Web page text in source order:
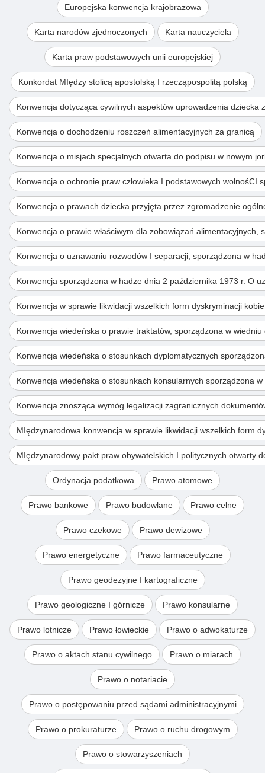
Europejska konwencja krajobrazowa
Karta narodów zjednoczonych Karta nauczyciela
Karta praw podstawowych unii europejskiej
Konkordat MIędzy stolicą apostolską I rzecząpospolitą polską
Konwencja dotycząca cywilnych aspektów uprowadzenia dziecka
Konwencja o dochodzeniu roszczeń alimentacyjnych za granicą
Konwencja o misjach specjalnych otwarta do podpisu w nowym
Konwencja o ochronie praw człowieka I podstawowych
Konwencja o prawach dziecka przyjęta przez zgromadzenie
Konwencja o prawie właściwym dla zobowiązań
Konwencja o uznawaniu rozwodów I separacji, sporządzona w
Konwencja sporządzona w hadze dnia 2 października 1973 r. O
Konwencja w sprawie likwidacji wszelkich form dyskryminacji
Konwencja wiedeńska o prawie traktatów, sporządzona w
Konwencja wiedeńska o stosunkach dyplomatycznych
Konwencja wiedeńska o stosunkach konsularnych sporządzona
Konwencja znosząca wymóg legalizacji zagranicznych
MIędzynarodowa konwencja w sprawie likwidacji wszelkich form
MIędzynarodowy pakt praw obywatelskich I politycznych otwarty
Ordynacja podatkowa Prawo atomowe
Prawo bankowe Prawo budowlane Prawo celne
Prawo czekowe Prawo dewizowe
Prawo energetyczne Prawo farmaceutyczne
Prawo geodezyjne I kartograficzne
Prawo geologiczne I górnicze Prawo konsularne
Prawo lotnicze Prawo łowieckie Prawo o adwokaturze
Prawo o aktach stanu cywilnego Prawo o miarach
Prawo o notariacie
Prawo o postępowaniu przed sądami administracyjnymi
Prawo o prokuraturze Prawo o ruchu drogowym
Prawo o stowarzyszeniach